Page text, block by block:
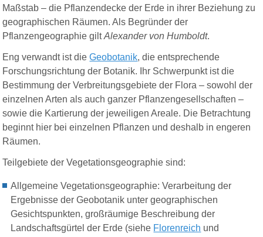
Maßstab – die Pflanzendecke der Erde in ihrer Beziehung zu
geographischen Räumen. Als Begründer der
Pflanzengeographie giltAlexander von Humboldt.
Eng verwandt ist dieGeobotanik, die entsprechende
Forschungsrichtung der Botanik. Ihr Schwerpunkt ist die
Bestimmung der Verbreitungsgebiete der Flora – sowohl der
einzelnen Arten als auch ganzer Pflanzengesellschaften –
sowie die Kartierung der jeweiligen Areale. Die Betrachtung
beginnt hier bei einzelnen Pflanzen und deshalb in engeren
Räumen.
Teilgebiete der Vegetationsgeographie sind:
Allgemeine Vegetationsgeographie: Verarbeitung der
Ergebnisse der Geobotanik unter geographischen
Gesichtspunkten, großräumige Beschreibung der
Landschaftsgürtel der Erde (siehe Florenreich und